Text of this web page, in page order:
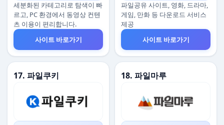
세분화된 카테고리로 탐색이 빠
르고, PC 환경에서 동영상 컨텐
츠 이용이 편리합니다.
사이트 바로가기
파일공유 사이트, 영화, 드라마,
게임, 만화 등 다운로드 서비스
제공
사이트 바로가기
17. 파일쿠키 18. 파일마루